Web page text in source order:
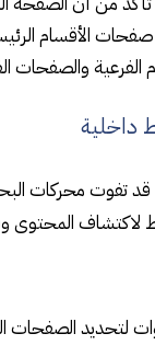
الأقسام
الفرعية والصفحات
قد تفوت محركات
لاكتشاف المحتوى
لتحديد الصفحات